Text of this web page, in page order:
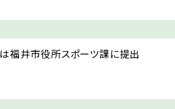
福井市役所スポーツ課に提出